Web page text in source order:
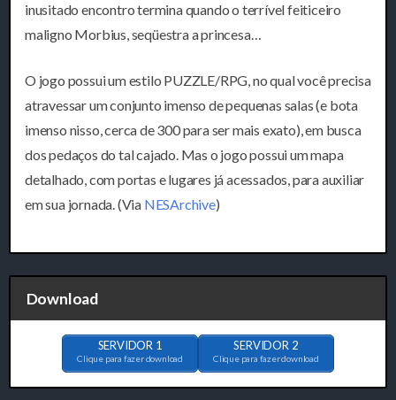
inusitado encontro termina quando o terrível feiticeiro
maligno Morbius, seqüestra a princesa…
O jogo possui um estilo PUZZLE/RPG, no qual você precisa
atravessar um conjunto imenso de pequenas salas (e bota
imenso nisso, cerca de 300 para ser mais exato), em busca
dos pedaços do tal cajado. Mas o jogo possui um mapa
detalhado, com portas e lugares já acessados, para auxiliar
em sua jornada. (Via NESArchive)
Download
SERVIDOR 1
Clique para fazer download
SERVIDOR 2
Clique para fazer download